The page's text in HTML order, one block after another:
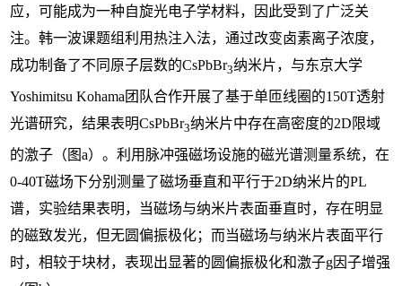
应，可能成为一种自旋光电子学材料，因此受到了广泛关
注。韩一波课题组利用热注入法，通过改变卤素离子浓度，
成功制备了不同原子层数的CsPbBr3纳米片，与东京大学
Yoshimitsu Kohama团队合作开展了基于单匝线圈的150T透射
光谱研究，结果表明CsPbBr3纳米片中存在高密度的2D限域
的激子（图a）。利用脉冲强磁场设施的磁光谱测量系统，在
0-40T磁场下分别测量了磁场垂直和平行于2D纳米片的PL
谱，实验结果表明，当磁场与纳米片表面垂直时，存在明显
的磁致发光，但无圆偏振极化；而当磁场与纳米片表面平行
时，相较于块材，表现出显著的圆偏振极化和激子g因子增强